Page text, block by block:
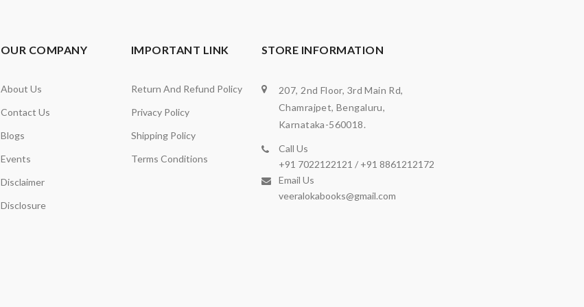
OUR COMPANY
About Us
Contact Us
Blogs
Events
Disclaimer
Disclosure
IMPORTANT LINK
Return And Refund Policy
Privacy Policy
Shipping Policy
Terms Conditions
STORE INFORMATION
207, 2nd Floor, 3rd Main Rd,
Chamrajpet, Bengaluru,
Karnataka-560018.
Call Us
+91 7022122121 / +91 8861212172
Email Us
veeralokabooks@gmail.com